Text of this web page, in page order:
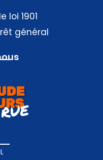
loi 1901
général